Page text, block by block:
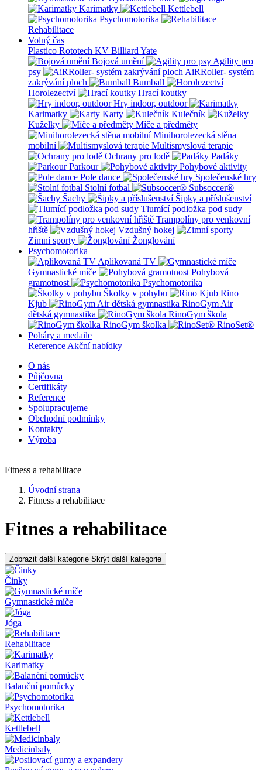
Karimatky
Kettlebell
Psychomotorika
Rehabilitace
Volný čas
Plastico Rototech KV Billiard Yate
Bojová umění
Agility pro
psy
AiRRoller- systém
zakrývání ploch
Bumball
Horolezectví
Hrací koutky
Hry indoor, outdoor
Karimatky
Karty
Kulečník
Kuželky
Míče a předměty
Minihorolezecká stěna
mobilní
Multismyslová terapie
Ochrany pro lodě
Padáky
Parkour
Pohybové aktivity
Pole dance
Společenské hry
Stolní fotbal
Subsoccer®
Šachy
Šipky a příslušenství
Tlumící podložka pod sudy
Trampolíny pro venkovní
hřiště
Vzdušný hokej
Zimní sporty
Žonglování
Psychomotorika
Aplikovaná TV
Gymnastické míče
Pohybová
gramotnost
Psychomotorika
Školky v pohybu
Rino
Kjub
RinoGym Air
dětská gymnastika
RinoGym škola
RinoGym školka
RinoSet®
Poháry a medaile
Reference Akční nabídky
O nás
Půjčovna
Certifikáty
Reference
Spolupracujeme
Obchodní podmínky
Kontakty
Výroba
Fitness a rehabilitace
Úvodní strana
Fitness a rehabilitace
Fitnes a rehabilitace
Zobrazit další kategorie Skrýt další kategorie
Činky
Gymnastické míče
Jóga
Rehabilitace
Karimatky
Balanční pomůcky
Psychomotorika
Kettlebell
Medicinbaly